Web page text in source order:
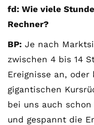
ube.
Mehr
erfah
ren
Video
fd: Wie viele
Rechner?
BP: Je nach
zwischen 4 bis 14
Ereignisse an,
gigantischen
bei uns auch
und gespannt die